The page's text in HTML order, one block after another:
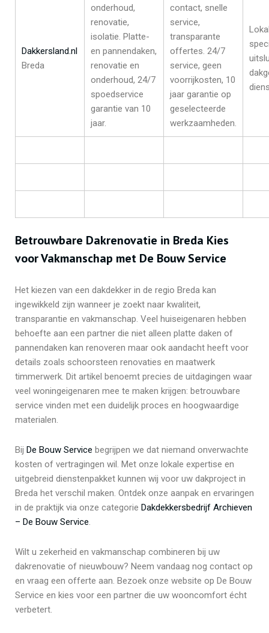
Dakkersland.nl
Breda
onderhoud,
renovatie,
isolatie. Platte-
en pannendaken,
renovatie en
onderhoud, 24/7
spoedservice
garantie van 10
jaar.
contact, snelle
service,
transparante
offertes. 24/7
service, geen
voorrijkosten, 10
jaar garantie op
geselecteerde
werkzaamheden.
Betrouwbare Dakrenovatie in Breda Kies
voor Vakmanschap met De Bouw Service
Het kiezen van een dakdekker in de regio Breda kan
ingewikkeld zijn wanneer je zoekt naar kwaliteit,
transparantie en vakmanschap. Veel huiseigenaren hebben
behoefte aan een partner die niet alleen platte daken of
pannendaken kan renoveren maar ook aandacht heeft voor
details zoals schoorsteen renovaties en maatwerk
timmerwerk. Dit artikel benoemt precies de uitdagingen waar
veel woningeigenaren mee te maken krijgen: betrouwbare
service vinden met een duidelijk proces en hoogwaardige
materialen.
Bij De Bouw Service begrijpen we dat niemand onverwachte
kosten of vertragingen wil. Met onze lokale expertise en
uitgebreid dienstenpakket kunnen wij voor uw dakproject in
Breda het verschil maken. Ontdek onze aanpak en ervaringen
in de praktijk via onze categorie Dakdekkersbedrijf Archieven
– De Bouw Service.
Wilt u zekerheid en vakmanschap combineren bij uw
dakrenovatie of nieuwbouw? Neem vandaag nog contact op
en vraag een offerte aan. Bezoek onze website op De Bouw
Service en kies voor een partner die uw wooncomfort écht
verbetert.